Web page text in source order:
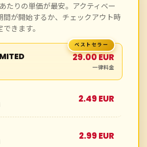
たりの単価が最安。アクティベー
間が開始するか、チェックアウト時
きます。
29.00 EUR
一律料金
2.49 EUR
2.99 EUR